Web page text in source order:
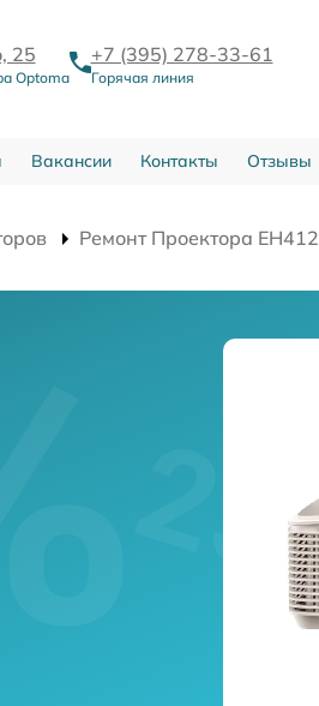
25
Optoma
+7 (395) 278-33-61
Горячая линия
Вакансии Контакты Отзывы
Ремонт Проектора EH412